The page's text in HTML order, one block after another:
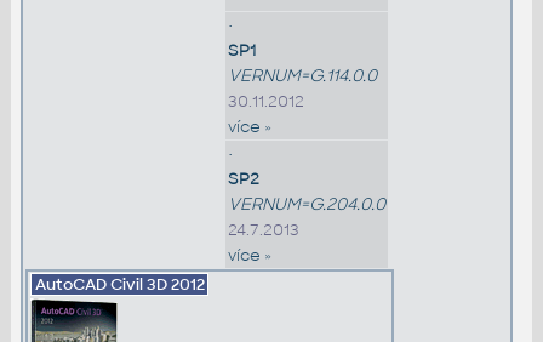
•
SP1
VERNUM=G.114.0.0
30.11.2012
více »
•
SP2
VERNUM=G.204.0.0
24.7.2013
více »
AutoCAD Civil 3D2012